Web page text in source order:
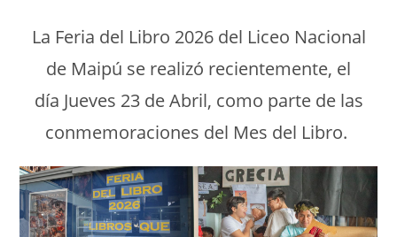
La Feria del Libro 2026 del Liceo Nacional
de Maipú se realizó recientemente, el
día Jueves 23 de Abril, como parte de las
conmemoraciones del Mes del Libro.